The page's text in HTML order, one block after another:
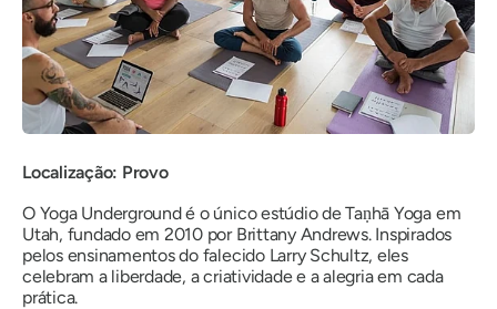
Localização: Provo
O Yoga Underground é o único estúdio de Taṇhā Yoga em
Utah, fundado em 2010 por Brittany Andrews. Inspirados
pelos ensinamentos do falecido Larry Schultz, eles
celebram a liberdade, a criatividade e a alegria em cada
prática.